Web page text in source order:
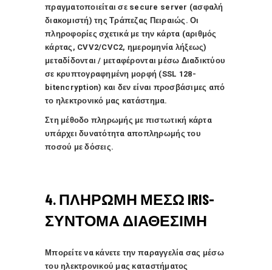
πραγματοποιείται σε secure server (ασφαλή
διακομιστή) της Τράπεζας Πειραιώς.Οι
πληροφορίες σχετικά με την κάρτα (αριθμός
κάρτας, CVV2/CVC2, ημερομηνία λήξεως)
μεταδίδονται / μεταφέρονται μέσω Διαδικτύου
σε κρυπτογραφημένη μορφή (SSL 128-
bitencryption) και δεν είναι προσβάσιμες από
το ηλεκτρονικό μας κατάστημα.
Στη μέθοδο πληρωμής με πιστωτική κάρτα
υπάρχει δυνατότητα αποπληρωμής του
ποσού με δόσεις.
4. ΠΛΗΡΩΜΗ ΜΕΣΩ IRIS-
ΣΥΝΤΟΜΑ ΔΙΑΘΕΣΙΜΗ
Μπορείτε να κάνετε την παραγγελία σας μέσω
του ηλεκτρονικού μας καταστήματος